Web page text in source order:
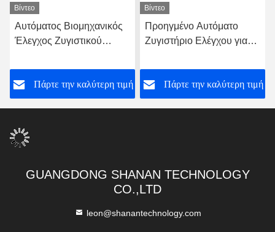
Βίντεο
Προηγμένο Αυτόματο
Ζυγιστήριο Ελέγχου για
Μέτρηση Βάρους και
ΔιαλογήΠάρτε την καλύτερη τιμή
Βίντεο
Ακριβής εξατομικευμένη
μηχανή ζύγισης για έλεγχο
Πάρτε την καλύτερη τιμή
GUANGDONG SHANAN TECHNOLOGY
CO.,LTD
leon@shanantechnology.com